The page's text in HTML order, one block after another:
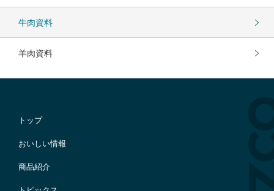
牛肉資料
羊肉資料
トップ
おいしい情報
商品紹介